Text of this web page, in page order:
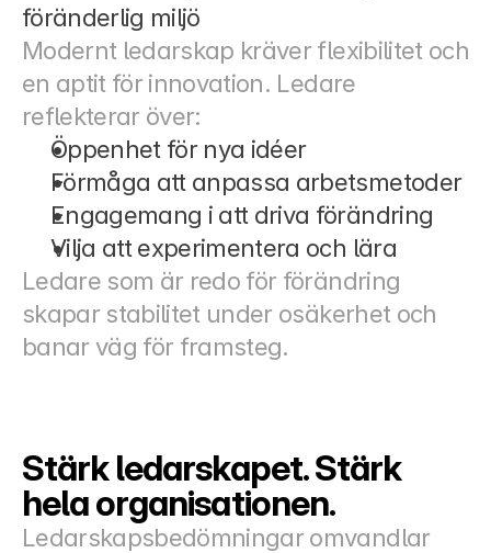
föränderlig miljö
Modernt ledarskap kräver flexibilitet och
en aptit för innovation. Ledare
reflekterar över:
Öppenhet för nya idéer
Förmåga att anpassa arbetsmetoder
Engagemang i att driva förändring
Vilja att experimentera och lära
Ledare som är redo för förändring
skapar stabilitet under osäkerhet och
banar väg för framsteg.
Stärk ledarskapet. Stärk
hela organisationen.
Ledarskapsbedömningar omvandlar